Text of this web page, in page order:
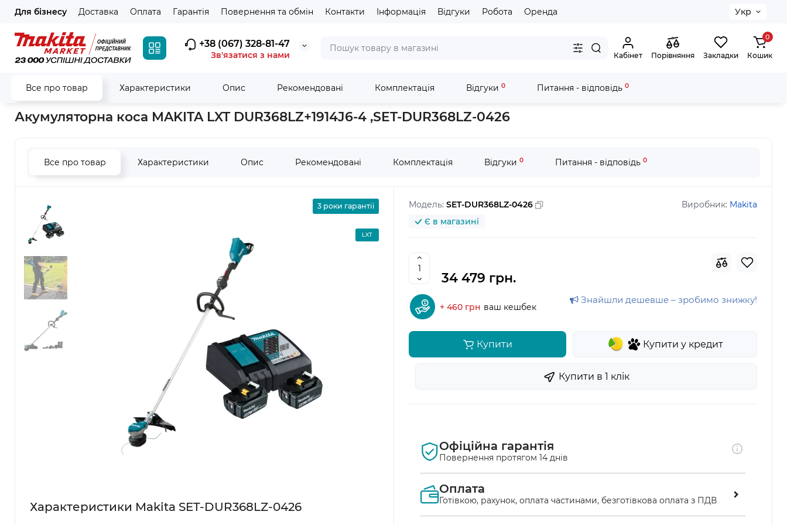
Для бізнесу Доставка Оплата Гарантія Повернення та обмін Контакти Інформація Відгуки Робота Оренда Укр
+38 (067) 328-81-47
Зв'язатися з нами Кабінет Порівняння Закладки
0
Кошик
Все про товар Характеристики Опис Рекомендовані Комплектація Відгуки 0 Питання - відповідь 0
Головна Садова техніка Тримери та коси Акумуляторна коса MAKITA LXT DUR368LZ+1914J6-4 ,SET-DUR368LZ-0426
Акумуляторна коса MAKITA LXT DUR368LZ+1914J6-4 ,SET-DUR368LZ-0426
Все про товар Характеристики Опис Рекомендовані Комплектація Відгуки 0 Питання - відповідь 0
3 роки гарантії
LXT
Характеристики Makita SET-DUR368LZ-0426
Модель: SET-DUR368LZ-0426 Виробник: Makita
Є в магазині
34 479 грн.
+ 460 грн ваш кешбек
Знайшли дешевше – зробимо знижку!
Купити Купити у кредит
Купити в 1 клiк
Офіційна гарантія
Повернення протягом 14 днів
Оплата
Готівкою, рахунок, оплата частинами, безготівкова оплата з ПДВ